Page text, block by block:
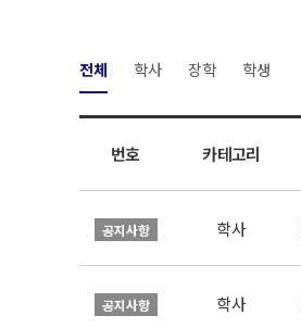
전체 학사 장학 학생
번호 카테고리
공지사항 학사
공지사항 학사